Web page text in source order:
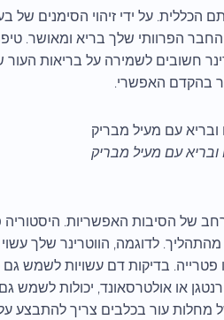
על ידי זיהוי הסימנים של
הפרוותי שלך בריא ומאושר.
חשובים לשמירה על בריאות
בהקדם האפשרי.
עם מעיל מבריק
של הסיבות האפשריות. היסטוריה
לדוגמה, הווטרינר שלך עשוי
בדיקות דם עשויות לשמש גם
או אולטרסאונד, יכולות לשמש
מחלות עור בכלבים צריך להתבצע על